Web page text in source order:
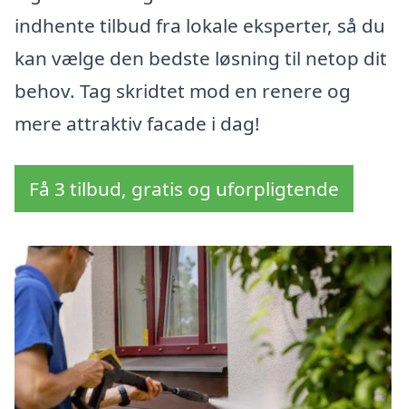
indhente tilbud fra lokale eksperter, så du
kan vælge den bedste løsning til netop dit
behov. Tag skridtet mod en renere og
mere attraktiv facade i dag!
Få 3 tilbud, gratis og uforpligtende